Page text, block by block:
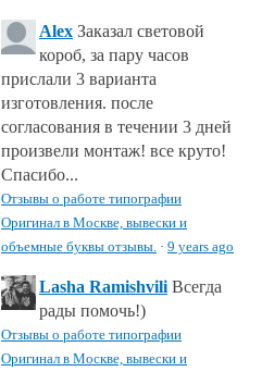
Alex Заказал световой
короб, за пару часов
прислали 3 варианта
изготовления. после
согласования в течении 3 дней
произвели монтаж! все круто!
Спасибо...
Отзывы о работе типографии
Оригинал в Москве, вывески и
объемные буквы отзывы. · 9 years ago
Lasha Ramishvili Всегда
рады помочь!)
Отзывы о работе типографии
Оригинал в Москве, вывески и